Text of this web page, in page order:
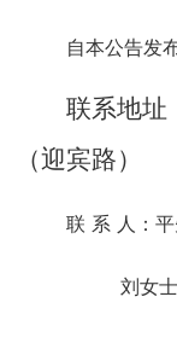
自本公告发
联系地址
（迎宾路）
联 系 人：
刘女士